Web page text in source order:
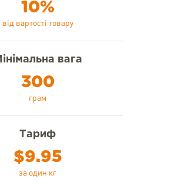
10%
від вартості товару
вага
300
грам
Тариф
$9.95
за один кг